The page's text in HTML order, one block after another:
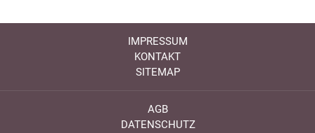
IMPRESSUM
KONTAKT
SITEMAP
AGB
DATENSCHUTZ